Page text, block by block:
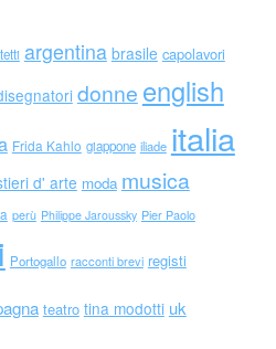
argentina brasile capolavori
donne english
Frida Kahlo giappone iliade italia
d' arte moda musica
perù Philippe Jaroussky Pier Paolo
Portogallo racconti brevi registi
teatro tina modotti uk